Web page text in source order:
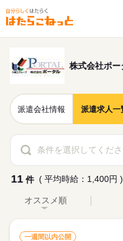
株式会社ポ
派遣会社情報 派遣求人一
条件を選択してくだ
11 件 ( 平均時給：1,400円 )
オススメ順
一週間以内公開